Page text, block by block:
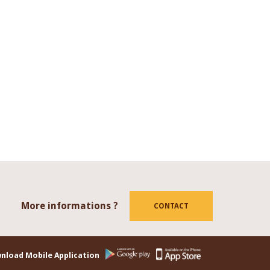
More informations ? CONTACT
Mobile Application